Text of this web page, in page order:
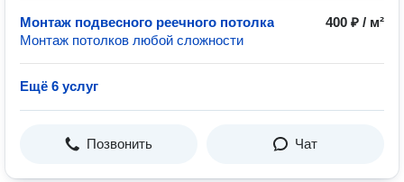
Монтаж подвесного реечного потолка
400 ₽ / м²
Монтаж потолков любой сложности
Ещё 6 услуг
Позвонить Чат